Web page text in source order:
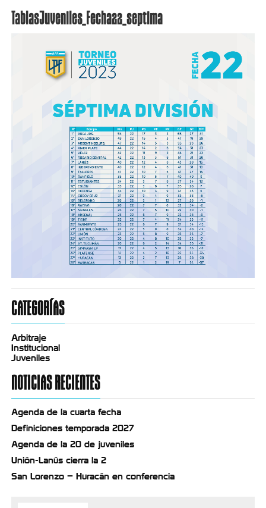
TablasJuveniles_Fecha22_septima
CATEGORÍAS
Arbitraje
Institucional
Juveniles
NOTICIAS RECIENTES
Agenda de la cuarta fecha
Definiciones temporada 2027
Agenda de la 20 de juveniles
Unión-Lanús cierra la 2
San Lorenzo – Huracán en conferencia